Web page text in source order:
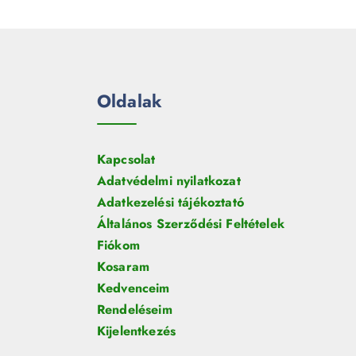
Oldalak
Kapcsolat
Adatvédelmi nyilatkozat
Adatkezelési tájékoztató
Általános Szerződési Feltételek
Fiókom
Kosaram
Kedvenceim
Rendeléseim
Kijelentkezés